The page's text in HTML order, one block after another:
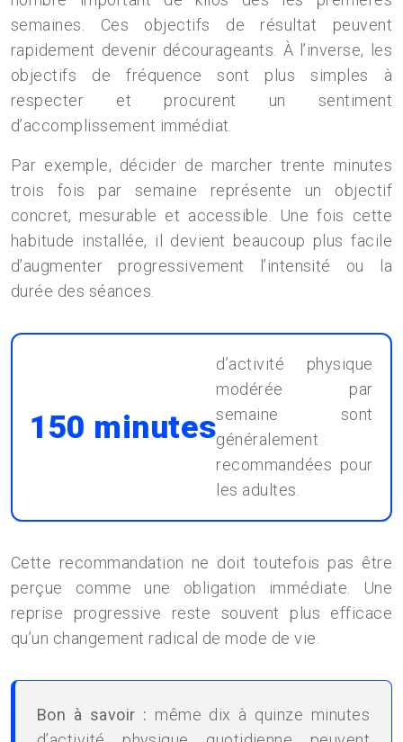
semaines. Ces objectifs de résultat peuvent
rapidement devenir décourageants. À l’inverse, les
objectifs de fréquence sont plus simples à
respecter et procurent un sentiment
d’accomplissement immédiat.
Par exemple, décider de marcher trente minutes
trois fois par semaine représente un objectif
concret, mesurable et accessible. Une fois cette
habitude installée, il devient beaucoup plus facile
d’augmenter progressivement l’intensité ou la
durée des séances.
150 minutes
d’activité physique
modérée par
semaine sont
généralement
recommandées pour
les adultes.
Cette recommandation ne doit toutefois pas être
perçue comme une obligation immédiate. Une
reprise progressive reste souvent plus efficace
qu’un changement radical de mode de vie.
Bon à savoir : même dix à quinze minutes